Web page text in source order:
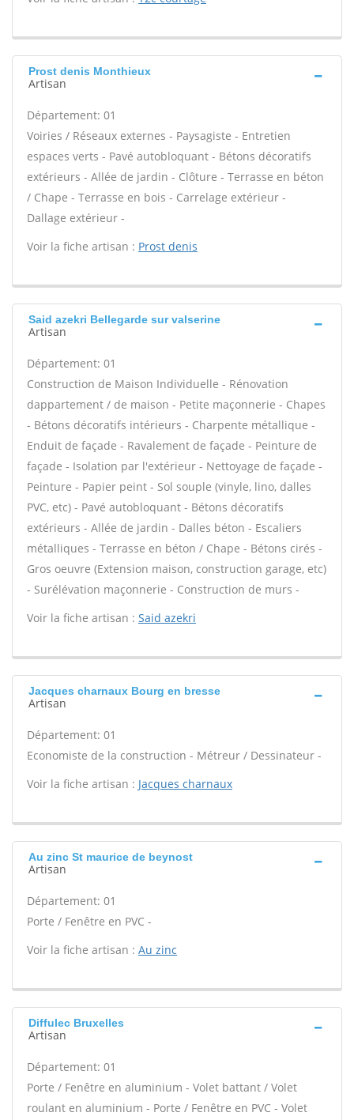
Prost denis Monthieux
Artisan
Département: 01
Voiries / Réseaux externes - Paysagiste - Entretien
espaces verts - Pavé autobloquant - Bétons décoratifs
extérieurs - Allée de jardin - Clôture - Terrasse en béton
/ Chape - Terrasse en bois - Carrelage extérieur -
Dallage extérieur -
Voir la fiche artisan : Prost denis
Said azekri Bellegarde sur valserine
Artisan
Département: 01
Construction de Maison Individuelle - Rénovation
dappartement / de maison - Petite maçonnerie - Chapes
- Bétons décoratifs intérieurs - Charpente métallique -
Enduit de façade - Ravalement de façade - Peinture de
façade - Isolation par l'extérieur - Nettoyage de façade -
Peinture - Papier peint - Sol souple (vinyle, lino, dalles
PVC, etc) - Pavé autobloquant - Bétons décoratifs
extérieurs - Allée de jardin - Dalles béton - Escaliers
métalliques - Terrasse en béton / Chape - Bétons cirés -
Gros oeuvre (Extension maison, construction garage, etc)
- Surélévation maçonnerie - Construction de murs -
Voir la fiche artisan : Said azekri
Jacques charnaux Bourg en bresse
Artisan
Département: 01
Economiste de la construction - Métreur / Dessinateur -
Voir la fiche artisan : Jacques charnaux
Au zinc St maurice de beynost
Artisan
Département: 01
Porte / Fenêtre en PVC -
Voir la fiche artisan : Au zinc
Diffulec Bruxelles
Artisan
Département: 01
Porte / Fenêtre en aluminium - Volet battant / Volet
roulant en aluminium - Porte / Fenêtre en PVC - Volet